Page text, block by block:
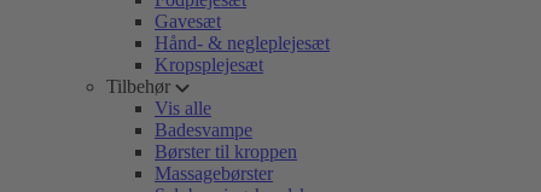
Gavesæt
Hånd- & negleplejesæt
Kropsplejesæt
Tilbehør
Vis alle
Badesvampe
Børster til kroppen
Massagebørster